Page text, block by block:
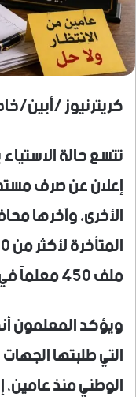
كريترنيوز /أبين/
تتسع حالة
إعلان عن صرف
الأخرى، وآخرها
ملف 450 معلماً في أبين دون أي انفراج.
ويؤكد المعلمون
التي طلبتها
الوطني منذ